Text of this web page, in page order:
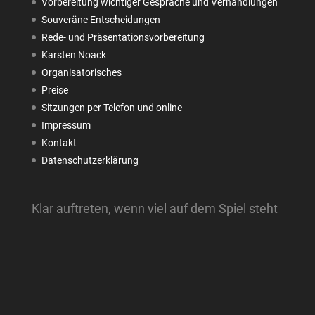
Vorbereitung wichtiger Gespräche und Verhandlungen
Souveräne Entscheidungen
Rede- und Präsentationsvorbereitung
Karsten Noack
Organisatorisches
Preise
Sitzungen per Telefon und online
Impressum
Kontakt
Datenschutzerklärung
Klar auftreten, wenn viel auf dem Spiel steht